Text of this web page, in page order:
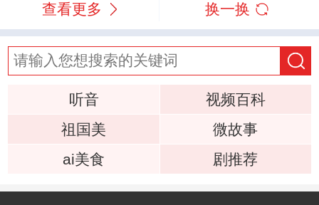
查看更多 换一换
听音
视频百科
祖国美
微故事
ai美食
剧推荐